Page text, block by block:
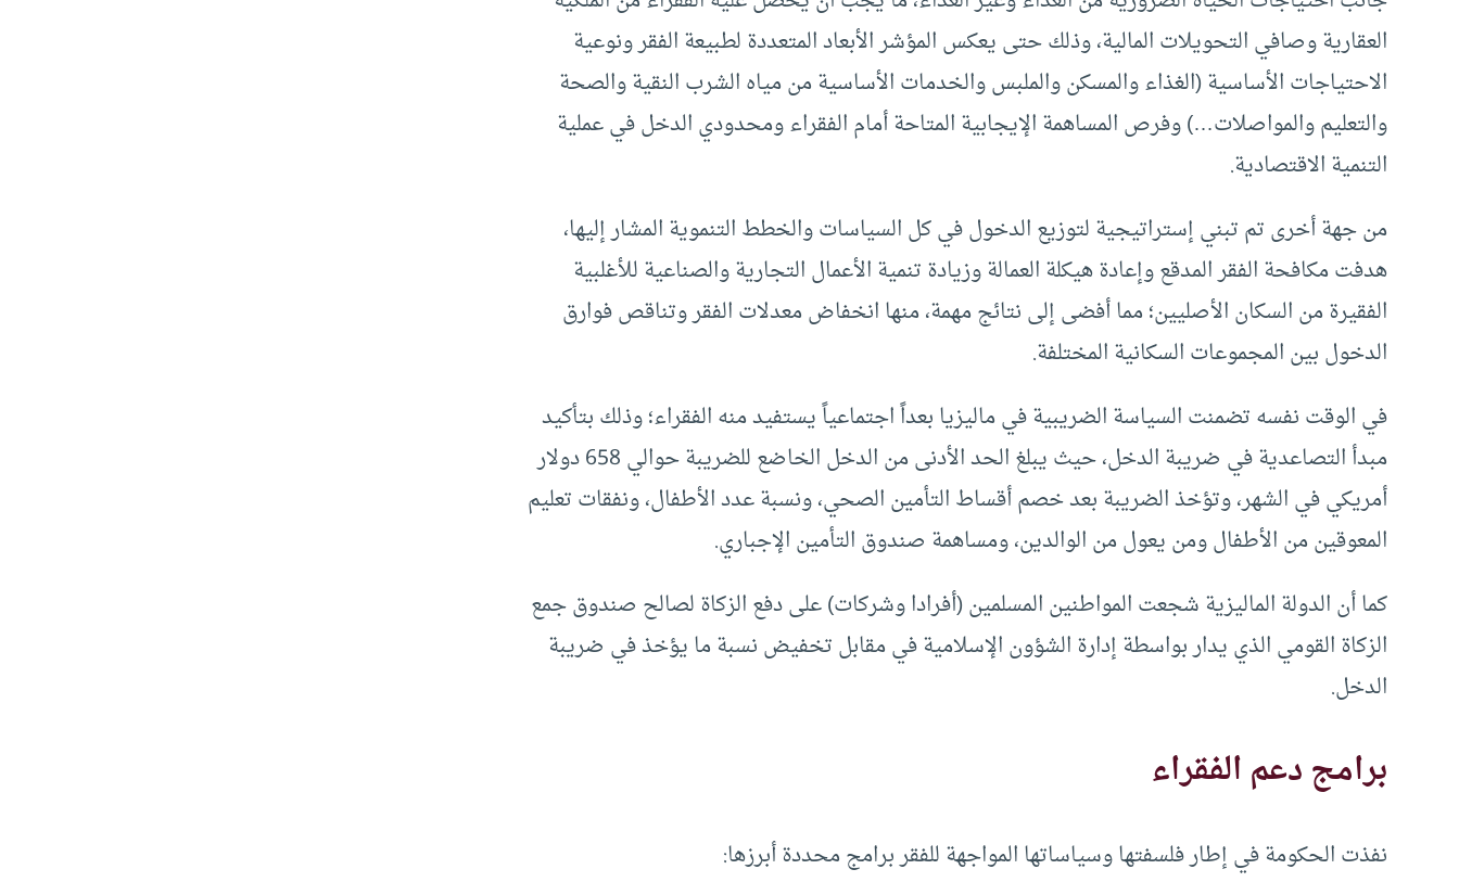
العقارية وصافي التحويلات المالية، وذلك حتى يعكس المؤشر الأبعاد المتعددة لطبيعة الفقر ونوعية
الاحتياجات الأساسية (الغذاء والمسكن والملبس والخدمات الأساسية من مياه الشرب النقية والصحة
والتعليم والمواصلات…) وفرص المساهمة الإيجابية المتاحة أمام الفقراء ومحدودي الدخل في عملية
التنمية الاقتصادية.
من جهة أخرى تم تبني إستراتيجية لتوزيع الدخول في كل السياسات والخطط التنموية المشار إليها،
هدفت مكافحة الفقر المدقع وإعادة هيكلة العمالة وزيادة تنمية الأعمال التجارية والصناعية للأغلبية
الفقيرة من السكان الأصليين؛ مما أفضى إلى نتائج مهمة، منها انخفاض معدلات الفقر وتناقص فوارق
الدخول بين المجموعات السكانية المختلفة.
في الوقت نفسه تضمنت السياسة الضريبية في ماليزيا بعداً اجتماعياً يستفيد منه الفقراء؛ وذلك بتأكيد
مبدأ التصاعدية في ضريبة الدخل، حيث يبلغ الحد الأدنى من الدخل الخاضع للضريبة حوالي 658 دولار
أمريكي في الشهر، وتؤخذ الضريبة بعد خصم أقساط التأمين الصحي، ونسبة عدد الأطفال، ونفقات تعليم
المعوقين من الأطفال ومن يعول من الوالدين، ومساهمة صندوق التأمين الإجباري.
كما أن الدولة الماليزية شجعت المواطنين المسلمين (أفرادا وشركات) على دفع الزكاة لصالح صندوق جمع
الزكاة القومي الذي يدار بواسطة إدارة الشؤون الإسلامية في مقابل تخفيض نسبة ما يؤخذ في ضريبة
الدخل.
برامج دعم الفقراء
نفذت الحكومة في إطار فلسفتها وسياساتها المواجهة للفقر برامج محددة أبرزها: